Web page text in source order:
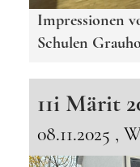
Impressionen
Schulen
11i Märit
08.11.2025 ,